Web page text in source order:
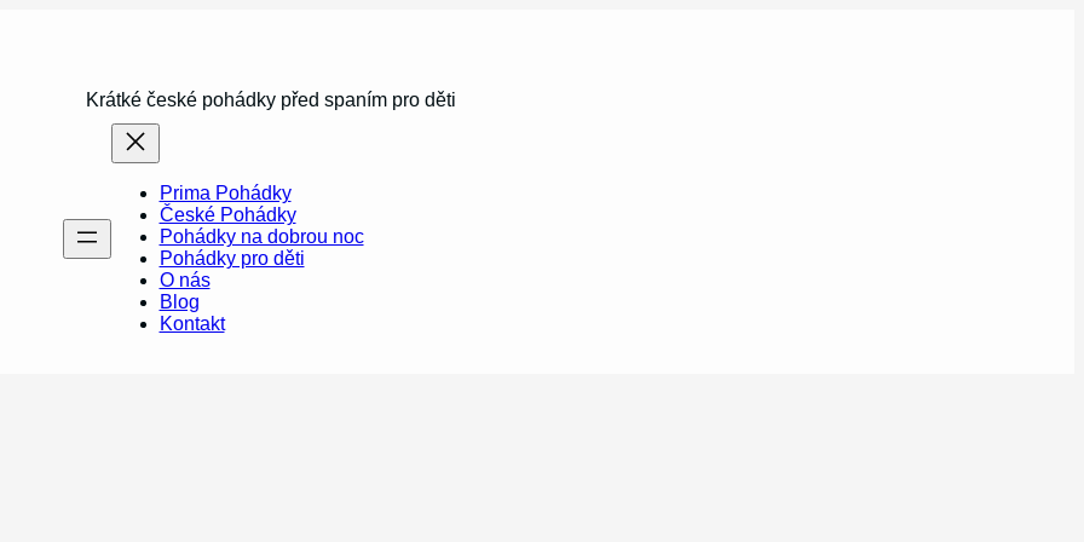
Krátké české pohádky před spaním pro děti
Prima Pohádky
České Pohádky
Pohádky na dobrou noc
Pohádky pro děti
O nás
Blog
Kontakt